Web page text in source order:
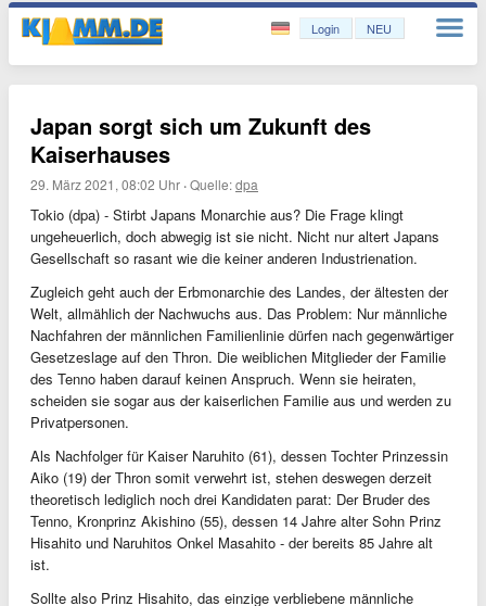
Login NEU
Japan sorgt sich um Zukunft des
Kaiserhauses
29. März 2021, 08:02 Uhr ·Quelle:dpa
Tokio (dpa) - Stirbt Japans Monarchie aus? Die Frage klingt
ungeheuerlich, doch abwegig ist sie nicht. Nicht nur altert Japans
Gesellschaft so rasant wie die keiner anderen Industrienation.
Zugleich geht auch der Erbmonarchie des Landes, der ältesten der
Welt, allmählich der Nachwuchs aus. Das Problem: Nur männliche
Nachfahren der männlichen Familienlinie dürfen nach gegenwärtiger
Gesetzeslage auf den Thron. Die weiblichen Mitglieder der Familie
des Tenno haben darauf keinen Anspruch. Wenn sie heiraten,
scheiden sie sogar aus der kaiserlichen Familie aus und werden zu
Privatpersonen.
Als Nachfolger für Kaiser Naruhito (61), dessen Tochter Prinzessin
Aiko (19) der Thron somit verwehrt ist, stehen deswegen derzeit
theoretisch lediglich noch drei Kandidaten parat: Der Bruder des
Tenno, Kronprinz Akishino (55), dessen 14 Jahre alter Sohn Prinz
Hisahito und Naruhitos Onkel Masahito - der bereits 85 Jahre alt
ist.
Sollte also Prinz Hisahito, das einzige verbliebene männliche